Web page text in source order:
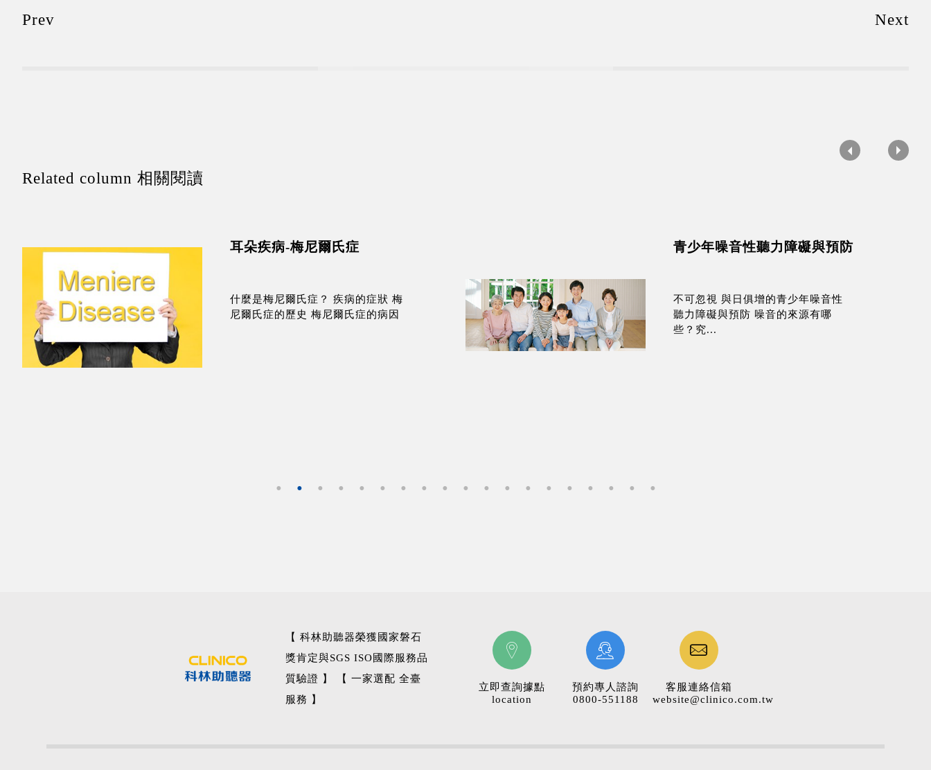
Prev Next
Related column 相關閱讀
耳朵疾病-梅尼爾氏症
什麼是梅尼爾氏症？ 疾病的症狀 梅
尼爾氏症的歷史 梅尼爾氏症的病因
青少年噪音性聽力障礙與預防
不可忽視 與日俱增的青少年噪音性
聽力障礙與預防 噪音的來源有哪
些？究...
【 科林助聽器榮獲國家磐石
獎肯定與SGS ISO國際服務品
質驗證 】 【 一家選配 全臺
服務 】
立即查詢據點
location
預約專人諮詢
0800-551188
客服連絡信箱
website@clinico.com.tw